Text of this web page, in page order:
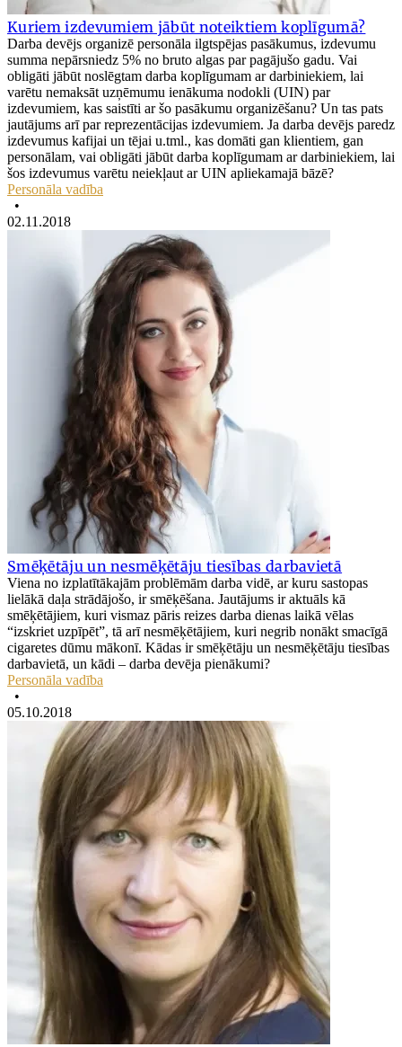
Kuriem izdevumiem jābūt noteiktiem koplīgumā?
Darba devējs organizē personāla ilgtspējas pasākumus, izdevumu
summa nepārsniedz 5% no bruto algas par pagājušo gadu. Vai
obligāti jābūt noslēgtam darba koplīgumam ar darbiniekiem, lai
varētu nemaksāt uzņēmumu ienākuma nodokli (UIN) par
izdevumiem, kas saistīti ar šo pasākumu organizēšanu? Un tas pats
jautājums arī par reprezentācijas izdevumiem. Ja darba devējs paredz
izdevumus kafijai un tējai u.tml., kas domāti gan klientiem, gan
personālam, vai obligāti jābūt darba koplīgumam ar darbiniekiem, lai
šos izdevumus varētu neiekļaut ar UIN apliekamajā bāzē?
Personāla vadība
•
02.11.2018
Smēķētāju un nesmēķētāju tiesības darbavietā
Viena no izplatītākajām problēmām darba vidē, ar kuru sastopas
lielākā daļa strādājošo, ir smēķēšana. Jautājums ir aktuāls kā
smēķētājiem, kuri vismaz pāris reizes darba dienas laikā vēlas
“izskriet uzpīpēt”, tā arī nesmēķētājiem, kuri negrib nonākt smacīgā
cigaretes dūmu mākonī. Kādas ir smēķētāju un nesmēķētāju tiesības
darbavietā, un kādi – darba devēja pienākumi?
Personāla vadība
•
05.10.2018